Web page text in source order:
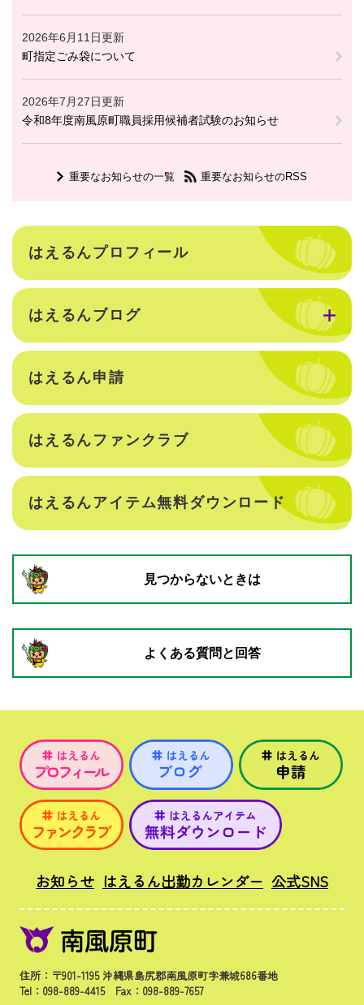
2026年6月11日更新
町指定ごみ袋について
2026年7月27日更新
令和8年度南風原町職員採用候補者試験のお知らせ
重要なお知らせの一覧 重要なお知らせのRSS
はえるんプロフィール
はえるんブログ
はえるん申請
はえるんファンクラブ
はえるんアイテム無料ダウンロード
見つからないときは
よくある質問と回答
お知らせ はえるん出勤カレンダー 公式SNS
住所：〒901-1195 沖縄県島尻郡南風原町字兼城686番地
Tel：098-889-4415 Fax：098-889-7657